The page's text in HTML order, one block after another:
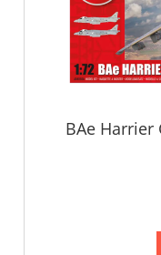
BAe Harrier